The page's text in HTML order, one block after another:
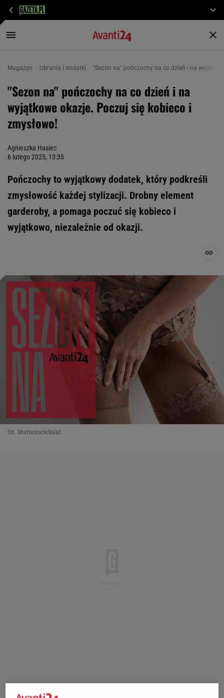
Magazyn Ubrania i dodatki "Sezon na" pończochy na co dzień i na
"Sezon na" pończochy na co dzień i na
wyjątkowe okazje. Poczuj się kobieco i
zmysłowo!
Agnieszka Hasiec
6 lutego 2025, 13:35
Pończochy to wyjątkowy dodatek, który podkreśli
zmysłowość każdej stylizacji. Drobny element
garderoby, a pomaga poczuć się kobieco i
wyjątkowo, niezależnie od okazji.
fot. Shuttestock/kolaż